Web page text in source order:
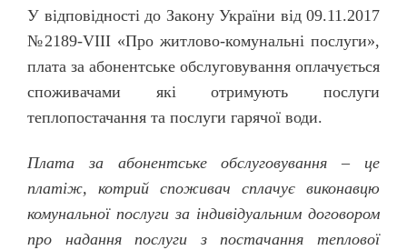
У відповідності до Закону України від 09.11.2017
№2189-VIII «Про житлово-комунальні послуги»,
плата за абонентське обслуговування оплачується
споживачами які отримують послуги
теплопостачання та послуги гарячої води.
Плата за абонентське обслуговування – це
платіж, котрий споживач сплачує виконавцю
комунальної послуги за індивідуальним договором
про надання послуги з постачання теплової